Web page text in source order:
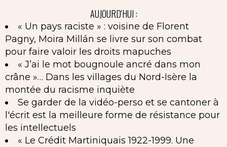
AUJOURD'HUI :
« Un pays raciste » : voisine de Florent
Pagny, Moira Millán se livre sur son combat
pour faire valoir les droits mapuches
« J’ai le mot bougnoule ancré dans mon
crâne »… Dans les villages du Nord-Isère la
montée du racisme inquiète
Se garder de la vidéo-perso et se cantoner à
l'écrit est la meilleure forme de résistance pour
les intellectuels
« Le Crédit Martiniquais 1922-1999. Une